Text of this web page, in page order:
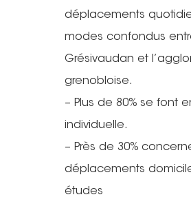
déplacements
modes confondus
Grésivaudan et
grenobloise.
– Plus de 80% se font
individuelle.
– Près de 30%
déplacements
études